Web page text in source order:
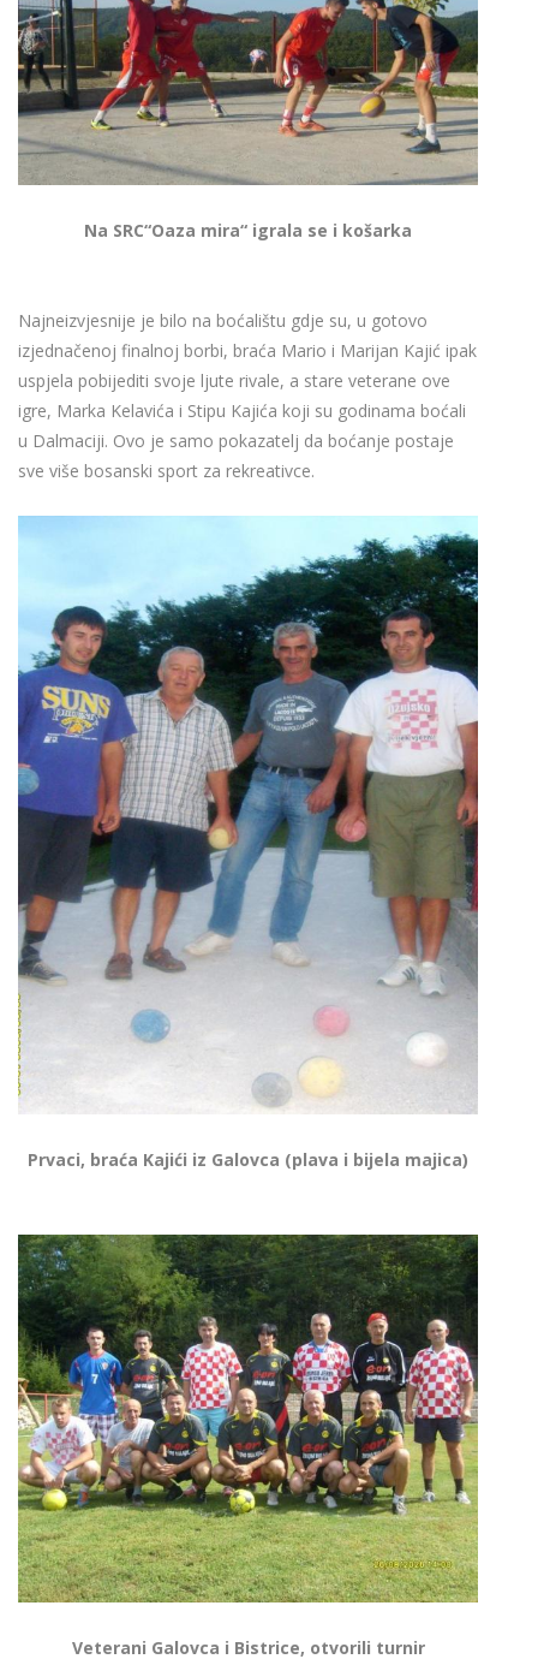
Na SRC“Oaza mira“ igrala se i košarka
Najneizvjesnije je bilo na boćalištu gdje su, u gotovo
izjednačenoj finalnoj borbi, braća Mario i Marijan Kajić ipak
uspjela pobijediti svoje ljute rivale, a stare veterane ove
igre, Marka Kelavića i Stipu Kajića koji su godinama boćali
u Dalmaciji. Ovo je samo pokazatelj da boćanje postaje
sve više bosanski sport za rekreativce.
Prvaci, braća Kajići iz Galovca (plava i bijela majica)
Veterani Galovca i Bistrice, otvorili turnir